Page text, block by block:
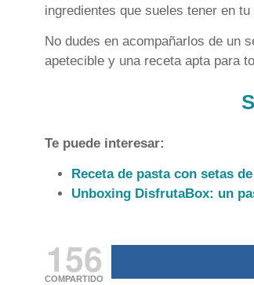
ingredientes que sueles tener en tu
No dudes en acompañarlos de un
apetecible y una receta apta para
Te puede interesar:
Receta de pasta con setas
Unboxing DisfrutaBox: un
156
COMPARTIDO